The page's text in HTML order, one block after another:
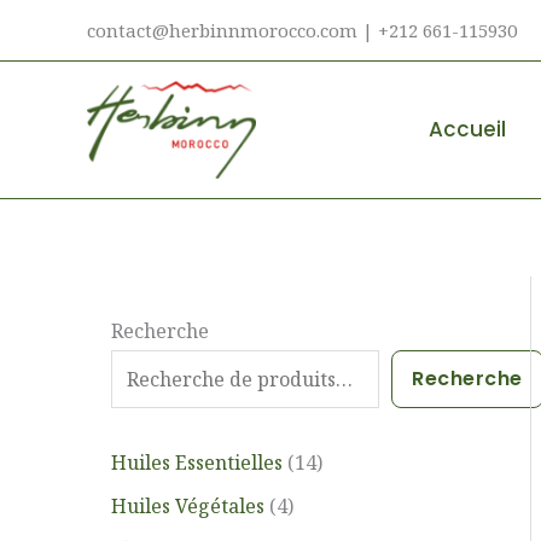
contact@herbinnmorocco.com | +212 661-115930
Accueil
Recherche
Recherche
Huiles Essentielles 14
p
r
o
Huiles Végétales 4
r
o
d
p
r